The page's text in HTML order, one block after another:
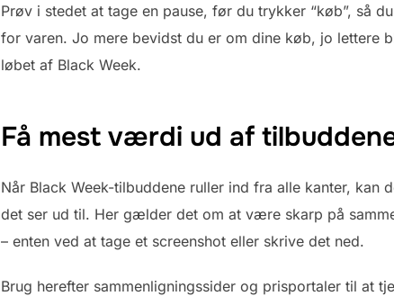
Prøv i stedet at tage en pause, før du trykker “køb”, så
for varen. Jo mere bevidst du er om dine køb, jo lettere
løbet af Black Week.
Få mest værdi ud af
Når Black Week-tilbuddene ruller ind fra alle kanter,
det ser ud til. Her gælder det om at være skarp på
– enten ved at tage et screenshot eller skrive det ned.
Brug herefter sammenligningssider og prisportaler til at